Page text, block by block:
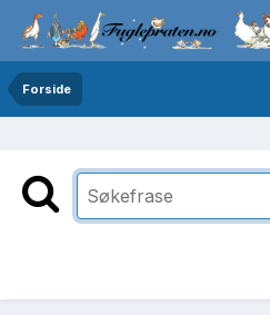
Forside